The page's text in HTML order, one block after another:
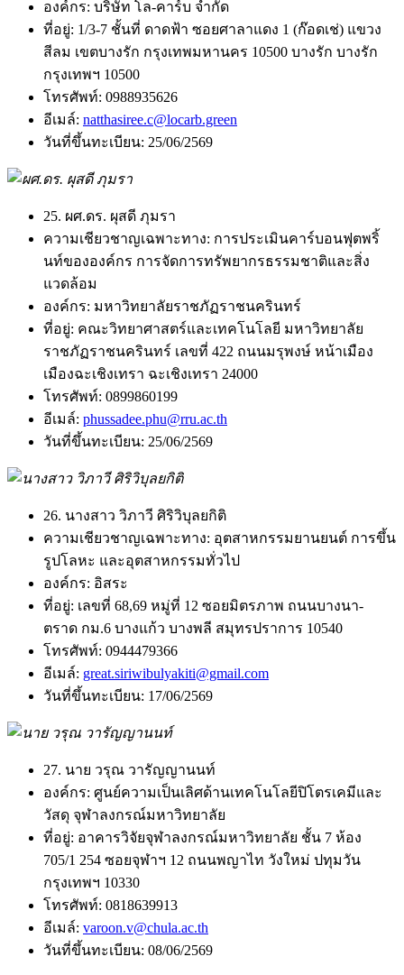
องค์กร: บริษัท โล-คาร์บ จำกัด
ที่อยู่: 1/3-7 ชั้นที่ ดาดฟ้า ซอยศาลาแดง 1 (ก๊อดเช่) แขวง
สีลม เขตบางรัก กรุงเทพมหานคร 10500 บางรัก บางรัก
กรุงเทพฯ 10500
โทรศัพท์: 0988935626
อีเมล์: natthasiree.c@locarb.green
วันที่ขึ้นทะเบียน: 25/06/2569
25. ผศ.ดร. ผุสดี ภุมรา
ความเชียวชาญเฉพาะทาง: การประเมินคาร์บอนฟุตพริ้
นท์ขององค์กร การจัดการทรัพยากรธรรมชาติและสิ่ง
แวดล้อม
องค์กร: มหาวิทยาลัยราชภัฏราชนครินทร์
ที่อยู่: คณะวิทยาศาสตร์และเทคโนโลยี มหาวิทยาลัย
ราชภัฏราชนครินทร์ เลขที่ 422 ถนนมรุพงษ์ หน้าเมือง
เมืองฉะเชิงเทรา ฉะเชิงเทรา 24000
โทรศัพท์: 0899860199
อีเมล์: phussadee.phu@rru.ac.th
วันที่ขึ้นทะเบียน: 25/06/2569
26. นางสาว วิภาวี ศิริวิบุลยกิติ
ความเชียวชาญเฉพาะทาง: อุตสาหกรรมยานยนต์ การขึ้น
รูปโลหะ และอุตสาหกรรมทั่วไป
องค์กร: อิสระ
ที่อยู่: เลขที่ 68,69 หมู่ที่ 12 ซอยมิตรภาพ ถนนบางนา-
ตราด กม.6 บางแก้ว บางพลี สมุทรปราการ 10540
โทรศัพท์: 0944479366
อีเมล์: great.siriwibulyakiti@gmail.com
วันที่ขึ้นทะเบียน: 17/06/2569
27. นาย วรุณ วารัญญานนท์
องค์กร: ศูนย์ความเป็นเลิศด้านเทคโนโลยีปิโตรเคมีและ
วัสดุ จุฬาลงกรณ์มหาวิทยาลัย
ที่อยู่: อาคารวิจัยจุฬาลงกรณ์มหาวิทยาลัย ชั้น 7 ห้อง
705/1 254 ซอยจุฬาฯ 12 ถนนพญาไท วังใหม่ ปทุมวัน
กรุงเทพฯ 10330
โทรศัพท์: 0818639913
อีเมล์: varoon.v@chula.ac.th
วันที่ขึ้นทะเบียน: 08/06/2569